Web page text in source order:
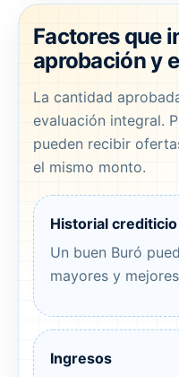
Factores que
aprobación y
La cantidad
evaluación integral.
pueden recibir
el mismo monto.
Historial crediticio
Un buen Buró
mayores y
Ingresos